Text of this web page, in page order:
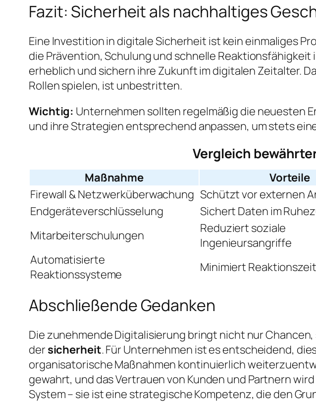
Fazit: Sicherheit als nachhaltiges
Eine Investition in digitale Sicherheit ist kein einmaliges
die Prävention, Schulung und schnelle
erheblich und sichern ihre Zukunft im digitalen Zeitalter.
Rollen spielen, ist unbestritten.
Wichtig: Unternehmen sollten regelmäßig die neuesten
und ihre Strategien entsprechend anpassen, um stets
Vergleich
Maßnahme Vorteile
Firewall & Netzwerküberwachung Schützt vor externen
Endgeräteverschlüsselung
Sichert Daten im
Mitarbeiterschulungen
Reduziert soziale
Ingenieursangriffe
Automatisierte
Reaktionssysteme
Minimiert Reaktionszeit
Abschließende Gedanken
Die zunehmende Digitalisierung bringt nicht nur
der sicherheit. Für Unternehmen ist es entscheidend,
organisatorische Maßnahmen kontinuierlich
gewahrt, und das Vertrauen von Kunden und Partnern
System – sie ist eine strategische Kompetenz, die den